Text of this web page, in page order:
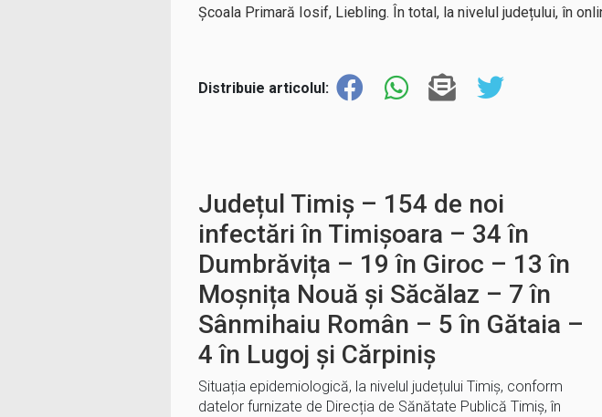
Școala Primară Iosif, Liebling. În total, la nivelul județului, în
Distribuie articolul:
Județul Timiș – 154 de noi
infectări în Timișoara – 34 în
Dumbrăvița – 19 în Giroc – 13 în
Moșnița Nouă și Săcălaz – 7 în
Sânmihaiu Român – 5 în Gătaia –
4 în Lugoj și Cărpiniș
Situația epidemiologică, la nivelul județului Timiș, conform
datelor furnizate de Direcția de Sănătate Publică Timiș, în